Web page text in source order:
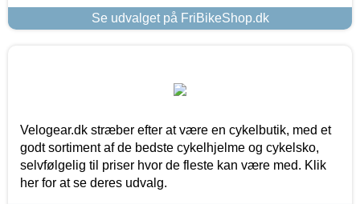
Se udvalget på FriBikeShop.dk
Velogear.dk stræber efter at være en cykelbutik, med et
godt sortiment af de bedste cykelhjelme og cykelsko,
selvfølgelig til priser hvor de fleste kan være med. Klik
her for at se deres udvalg.